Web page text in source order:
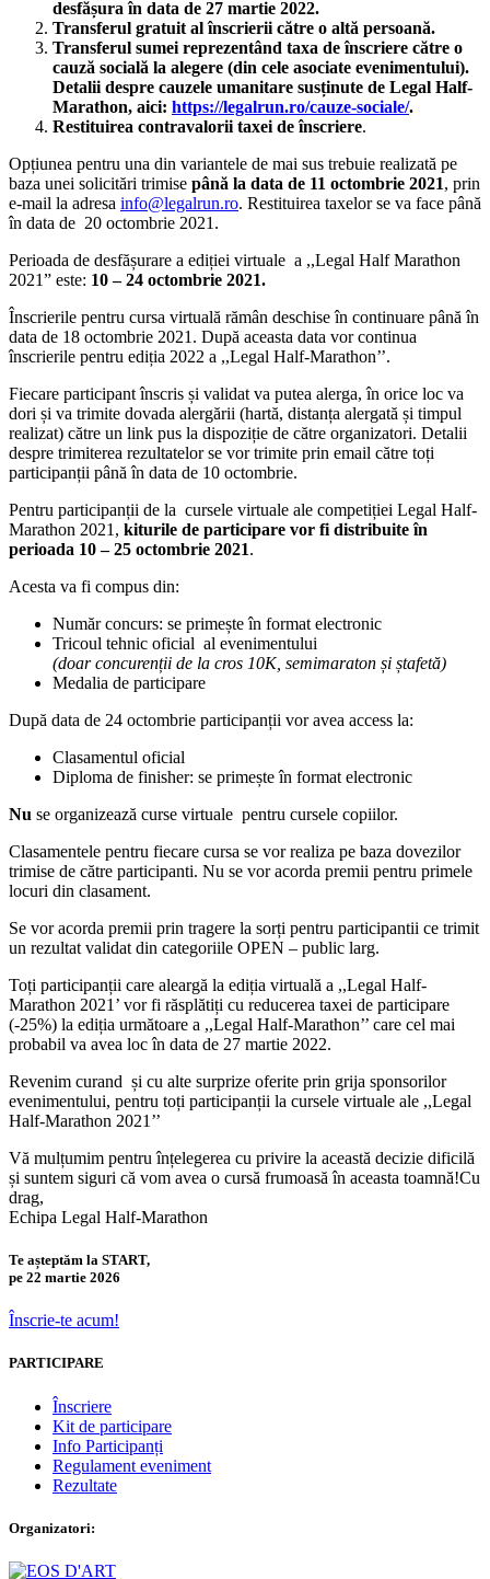
desfășura în data de 27 martie 2022.
Transferul gratuit al înscrierii către o altă persoană.
Transferul sumei reprezentând taxa de înscriere către o
cauză socială la alegere (din cele asociate evenimentului).
Detalii despre cauzele umanitare susținute de Legal Half-
Marathon, aici: https://legalrun.ro/cauze-sociale/.
Restituirea contravalorii taxei de înscriere.
Opțiunea pentru una din variantele de mai sus trebuie realizată pe
baza unei solicitări trimise până la data de 11 octombrie 2021, prin
e-mail la adresa info@legalrun.ro. Restituirea taxelor se va face până
în data de 20 octombrie 2021.
Perioada de desfășurare a ediției virtuale a ,,Legal Half Marathon
2021” este: 10 – 24 octombrie 2021.
Înscrierile pentru cursa virtuală rămân deschise în continuare până în
data de 18 octombrie 2021. După aceasta data vor continua
înscrierile pentru ediția 2022 a ,,Legal Half-Marathon’’.
Fiecare participant înscris și validat va putea alerga, în orice loc va
dori și va trimite dovada alergării (hartă, distanța alergată și timpul
realizat) către un link pus la dispoziție de către organizatori. Detalii
despre trimiterea rezultatelor se vor trimite prin email către toți
participanții până în data de 10 octombrie.
Pentru participanții de la cursele virtuale ale competiției Legal Half-
Marathon 2021, kiturile de participare vor fi distribuite în
perioada 10 – 25 octombrie 2021.
Acesta va fi compus din:
Număr concurs: se primește în format electronic
Tricoul tehnic oficial al evenimentului
(doar concurenții de la cros 10K, semimaraton și ștafetă)
Medalia de participare
După data de 24 octombrie participanții vor avea access la:
Clasamentul oficial
Diploma de finisher: se primește în format electronic
Nu se organizează curse virtuale pentru cursele copiilor.
Clasamentele pentru fiecare cursa se vor realiza pe baza dovezilor
trimise de către participanti. Nu se vor acorda premii pentru primele
locuri din clasament.
Se vor acorda premii prin tragere la sorți pentru participantii ce trimit
un rezultat validat din categoriile OPEN – public larg.
Toți participanții care aleargă la ediția virtuală a ,,Legal Half-
Marathon 2021’ vor fi răsplătiți cu reducerea taxei de participare
(-25%) la ediția următoare a ,,Legal Half-Marathon’’ care cel mai
probabil va avea loc în data de 27 martie 2022.
Revenim curand și cu alte surprize oferite prin grija sponsorilor
evenimentului, pentru toți participanții la cursele virtuale ale ,,Legal
Half-Marathon 2021’’
Vă mulțumim pentru înțelegerea cu privire la această decizie dificilă
și suntem siguri că vom avea o cursă frumoasă în aceasta toamnă!Cu
drag,
Echipa Legal Half-Marathon
Te așteptăm la START,
pe 22 martie 2026
Înscrie-te acum!
PARTICIPARE
Înscriere
Kit de participare
Info Participanți
Regulament eveniment
Rezultate
Organizatori: